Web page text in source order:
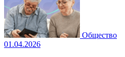
Общество
01.04.2026